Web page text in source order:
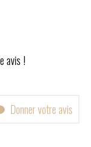
avis !
Donner votre avis